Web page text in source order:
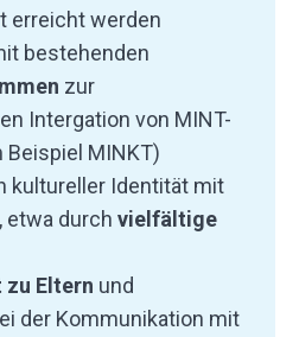
erreicht werden
bestehenden
zur
Intergation von MINT-
MINKT)
kultureller Identität mit
etwa durch vielfältige
zu Eltern und
der Kommunikation mit